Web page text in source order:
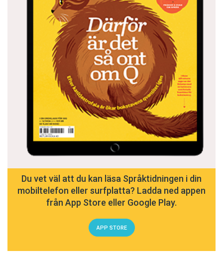
Du vet väl att du kan läsa Språktidningen i din
mobiltelefon eller surfplatta? Ladda ned appen
från App Store eller Google Play.
APP STORE